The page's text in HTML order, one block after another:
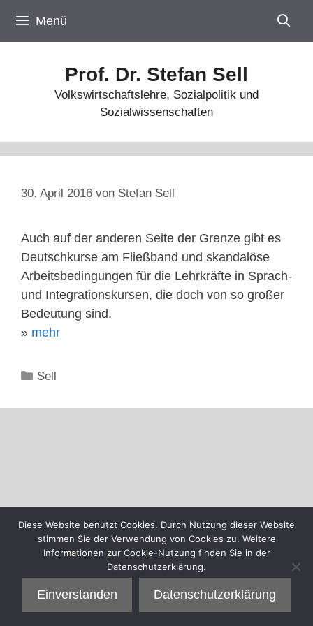
Inhalt
springen
Menü
Prof. Dr. Stefan Sell
Volkswirtschaftslehre, Sozialpolitik und
Sozialwissenschaften
30. April 2016 von Stefan Sell
Auch auf der anderen Seite der Grenze gibt es
Deutschkurse am Fließband und skandalöse
Arbeitsbedingungen für die Lehrkräfte in Sprach-
und Integrationskursen, die doch von so großer
Bedeutung sind.
» mehr
Kategorien
Sell
Diese Website benutzt Cookies. Durch Nutzung dieser Website
stimmen Sie der Verwendung von Cookies zu. Weitere
Informationen zur Cookie-Nutzung finden Sie in der
Datenschutzerklärung.
Einverstanden Datenschutzerklärung